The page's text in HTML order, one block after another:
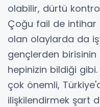
olabilir, dürtü
Çoğu fail de intihar
olan olaylarda da
gençlerden birisinin
hepinizin bildiği
çok önemli,
ilişkilendirmek şart